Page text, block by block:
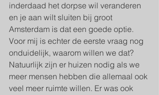
inderdaad het dorpse wil veranderen
en je aan wilt sluiten bij groot
Amsterdam is dat een goede optie.
Voor mij is echter de eerste vraag nog
onduidelijk, waarom willen we dat?
Natuurlijk zijn er huizen nodig als we
meer mensen hebben die allemaal ook
veel meer ruimte willen. Er was ook